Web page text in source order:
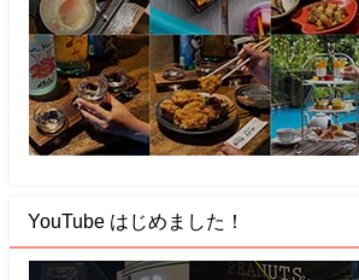
YouTube はじめました！